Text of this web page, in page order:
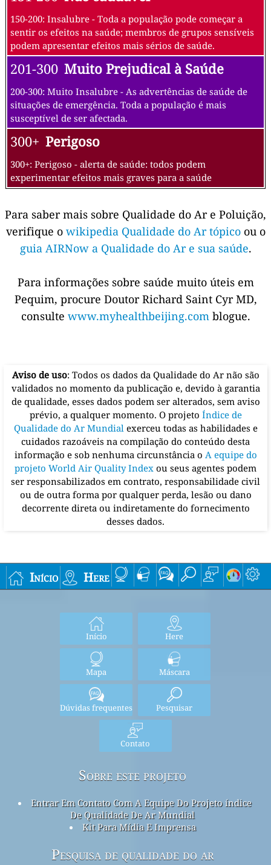
150-200: Insalubre - Toda a população pode começar a
sentir os efeitos na saúde; membros de grupos sensíveis
podem apresentar efeitos mais sérios de saúde.
201-300 Muito Prejudical à Saúde
200-300: Muito Insalubre - As advertências de saúde de
situações de emergência. Toda a população é mais
susceptível de ser afectada.
300+ Perigoso
300+: Perigoso - alerta de saúde: todos podem
experimentar efeitos mais graves para a saúde
Para saber mais sobre Qualidade do Ar e Poluição,
verifique o wikipedia Qualidade do Ar tópico ou o
guia AIRNow a Qualidade do Ar e sua saúde.
Para informações sobre saúde muito úteis em
Pequim, procure Doutor Richard Saint Cyr MD,
consulte www.myhealthbeijing.com blogue.
Aviso de uso: Todos os dados da Qualidade do Ar não são
validados no momento da publicação e, devido à garantia
de qualidade, esses dados podem ser alterados, sem aviso
prévio, a qualquer momento. O projeto Índice de
Qualidade do Ar Mundial exerceu todas as habilidades e
cuidados razoáveis na compilação do conteúdo desta
informação e sob nenhuma circunstância o A equipe do
projeto World Air Quality Index ou seus agentes podem
ser responsabilizados em contrato, responsabilidade civil
ou de outra forma por qualquer perda, lesão ou dano
decorrente direta ou indiretamente do fornecimento
desses dados.
Início Here
Início Here
Mapa Máscara
Dúvidas frequentes Pesquisar
Contato
Sobre este projeto
Entrar Em Contato Com A Equipe Do Projeto índice
De Qualidade De Ar Mundial
Kit Para Mídia E Imprensa
Pesquisa de qualidade do ar